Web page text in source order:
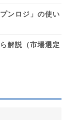
ンロジ」の使い
解説（市場選定